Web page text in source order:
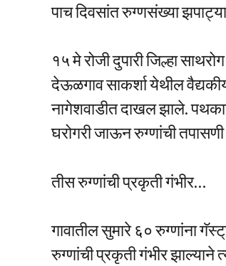
पाच दिवसांत रुग्णसंख्या
१५ मे रोजी दुपारी जिल्हा
देऊळगाव साकर्शा येथील
नागेशवाडीत दाखल झाले.
घरोगरी जाऊन रुग्णांची
तीस रुग्णांची प्रकृती गंभीर…
गावातील सुमारे ६० रुग्णांना
रुग्णांची प्रकृती गंभीर